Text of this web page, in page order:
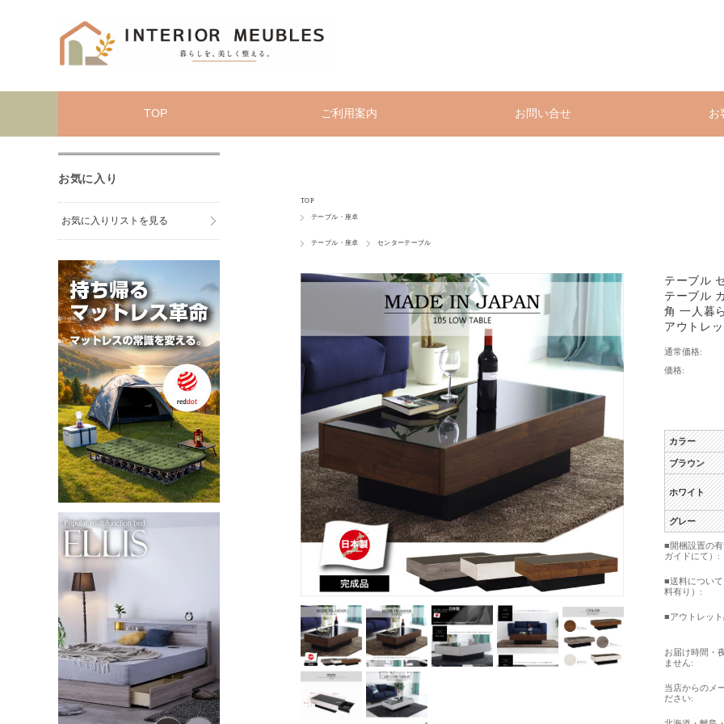
TOP ご利用案内 お問い合せ お
TOP
テーブル・座卓
テーブル・座卓 センターテーブル
テーブル
テーブル
角 一人暮
アウトレ
通常価格:
価格:
カラー
ブラウン
ホワイト
グレー
■開梱設置の
ガイドにて）:
■送料につい
料有り）:
■アウトレッ
お届け時間・
ません:
当店からのメ
ださい:
お気に入り
お気に入りリストを見る